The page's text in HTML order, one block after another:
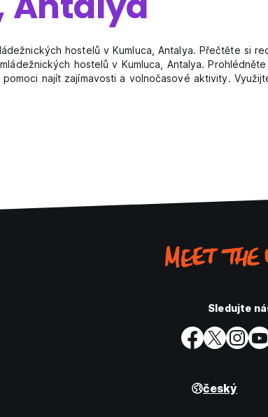
hostelů v Kumluca, Antalya. Přečtěte si
hostelů v Kumluca, Antalya.
najít zajímavosti a volnočasové aktivity.
Sledujte
český